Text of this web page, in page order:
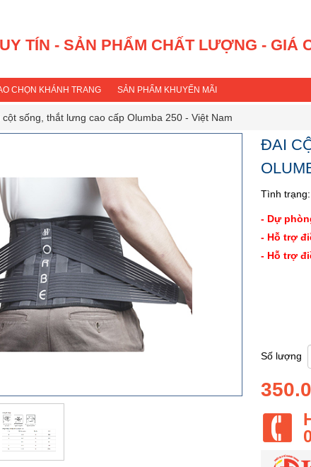
TÍN - SẢN PHẨM CHẤT LƯỢNG - GIÁ
CHỌN KHÁNH TRANG SẢN PHẨM KHUYẾN MÃI
sống, thắt lưng cao cấp Olumba 250 - Việt Nam
ĐAI
Tình trạng:
- Dự
- Hỗ trợ
- Hỗ trợ
Số lượng